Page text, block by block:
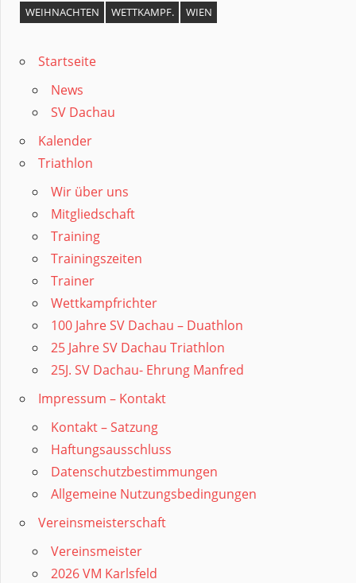
WEIHNACHTEN WETTKAMPF. WIEN
Startseite
News
SV Dachau
Kalender
Triathlon
Wir über uns
Mitgliedschaft
Training
Trainingszeiten
Trainer
Wettkampfrichter
100 Jahre SV Dachau – Duathlon
25 Jahre SV Dachau Triathlon
25J. SV Dachau- Ehrung Manfred
Impressum – Kontakt
Kontakt – Satzung
Haftungsausschluss
Datenschutzbestimmungen
Allgemeine Nutzungsbedingungen
Vereinsmeisterschaft
Vereinsmeister
2026 VM Karlsfeld